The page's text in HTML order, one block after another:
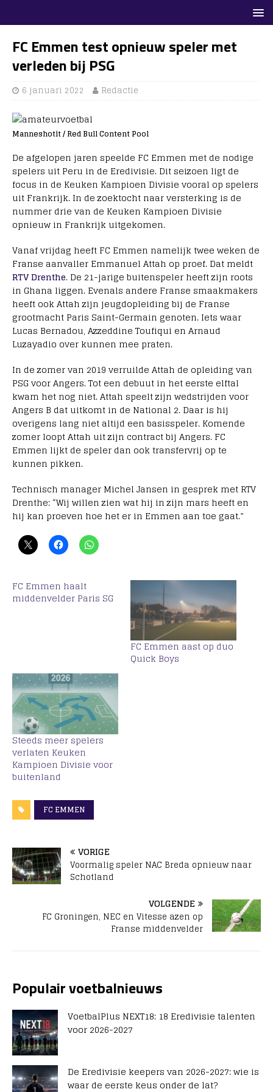
FC Emmen test opnieuw speler met
verleden bij PSG
6 januari 2022 Redactie
Manneshotit / Red Bull Content Pool
De afgelopen jaren speelde FC Emmen met de nodige
spelers uit Peru in de Eredivisie. Dit seizoen ligt de
focus in de Keuken Kampioen Divisie vooral op spelers
uit Frankrijk. In de zoektocht naar versterking is de
nummer drie van de Keuken Kampioen Divisie
opnieuw in Frankrijk uitgekomen.
Vanaf vrijdag heeft FC Emmen namelijk twee weken de
Franse aanvaller Emmanuel Attah op proef. Dat meldt
RTV Drenthe. De 21-jarige buitenspeler heeft zijn roots
in Ghana liggen. Evenals andere Franse smaakmakers
heeft ook Attah zijn jeugdopleiding bij de Franse
grootmacht Paris Saint-Germain genoten. Iets waar
Lucas Bernadou, Azzeddine Toufiqui en Arnaud
Luzayadio over kunnen mee praten.
In de zomer van 2019 verruilde Attah de opleiding van
PSG voor Angers. Tot een debuut in het eerste elftal
kwam het nog niet. Attah speelt zijn wedstrijden voor
Angers B dat uitkomt in de National 2. Daar is hij
overigens lang niet altijd een basisspeler. Komende
zomer loopt Attah uit zijn contract bij Angers. FC
Emmen lijkt de speler dan ook transfervrij op te
kunnen pikken.
Technisch manager Michel Jansen in gesprek met RTV
Drenthe: “Wij willen zien wat hij in zijn mars heeft en
hij kan proeven hoe het er in Emmen aan toe gaat.”
FC Emmen haalt
middenvelder Paris SG
FC Emmen aast op duo
Quick Boys
Steeds meer spelers
verlaten Keuken
Kampioen Divisie voor
buitenland
FC EMMEN
VORIGE
Voormalig speler NAC Breda opnieuw naar
Schotland
VOLGENDE
FC Groningen, NEC en Vitesse azen op
Franse middenvelder
Populair voetbalnieuws
VoetbalPlus NEXT18: 18 Eredivisie talenten
voor 2026-2027
De Eredivisie keepers van 2026-2027: wie is
waar de eerste keus onder de lat?